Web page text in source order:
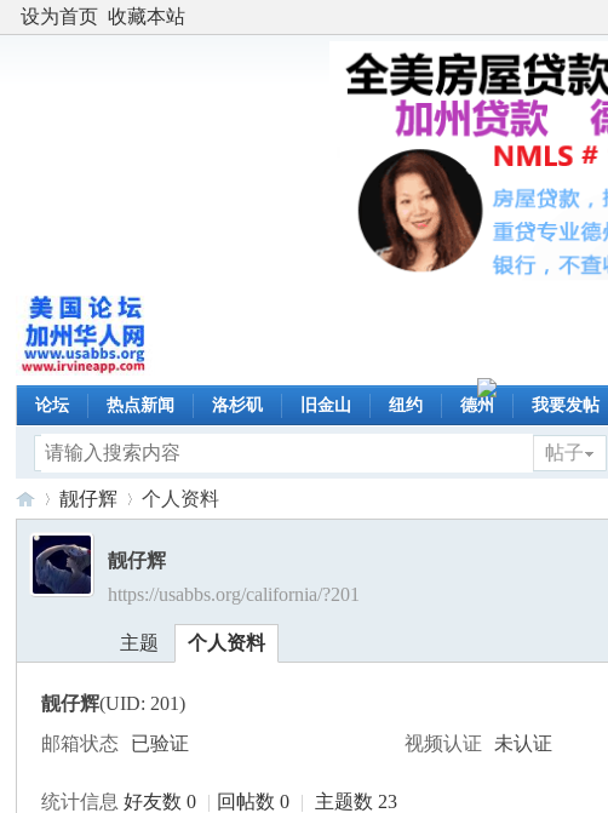
设为首页 收藏本站
论坛 热点新闻 洛杉矶 旧金山 纽约 德州 我要发帖
帖子
美›
靓仔辉
›
个人资料
靓仔辉
https://usabbs.org/california/?201
主题 个人资料
靓仔辉(UID: 201)
邮箱状态
已验证 视频认证 未认证
统计信息 好友数 0 | 回帖数 0 | 主题数 23